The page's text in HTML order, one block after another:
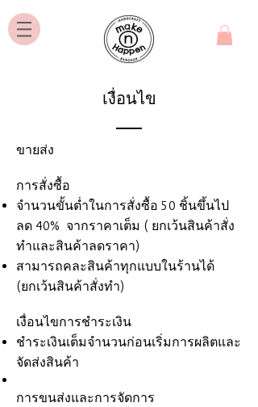
เงื่อนไข
ขายส่ง
การสั่งซื้อ
จำนวนขั้นต่ำในการสั่งซื้อ 50 ชิ้นขึ้นไป
ลด 40% จากราคาเต็ม ( ยกเว้นสินค้าสั่ง
ทำและสินค้าลดราคา)
สามารถคละสินค้าทุกแบบในร้านได้
(ยกเว้นสินค้าสั่งทำ)
เงื่อนไขการชำระเงิน
ชำระเงินเต็มจำนวนก่อนเริ่มการผลิตและ
จัดส่งสินค้า
การขนส่งและการจัดการ